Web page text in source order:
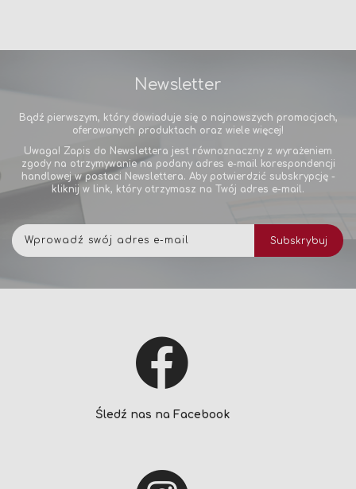
Newsletter
Bądź pierwszym, który dowiaduje się o najnowszych promocjach,
oferowanych produktach oraz wiele więcej!
Uwaga! Zapis do Newslettera jest równoznaczny z wyrażeniem
zgody na otrzymywanie na podany adres e-mail korespondencji
handlowej w postaci Newslettera. Aby potwierdzić subskrypcję -
kliknij w link, który otrzymasz na Twój adres e-mail.
nasz
newsletter:
Subskrybuj
Śledź nas na Facebook